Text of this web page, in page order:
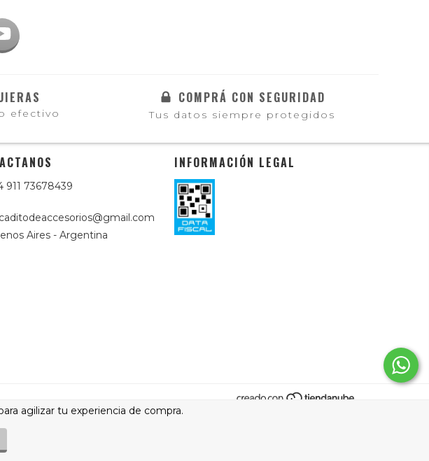
agilizar tu experiencia de compra.
efectivo
COMPRÁ CON SEGURIDAD
Tus datos siempre protegidos
911 73678439
Aires - Argentina
INFORMACIÓN LEGAL